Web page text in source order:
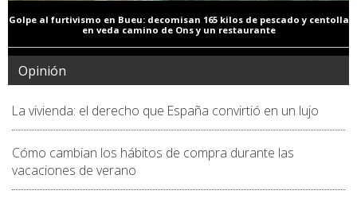
Golpe al furtivismo en Bueu: decomisan 165 kilos de pescado y centolla
en veda camino de Ons y un restaurante
Opinión
La vivienda: el derecho que España convirtió en un lujo
Cómo cambian los hábitos de compra durante las
vacaciones de verano